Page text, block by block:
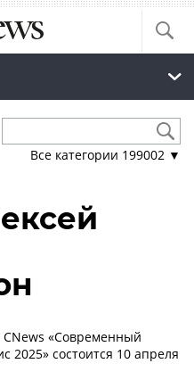
Все категории 199002 ▼
«Современный
2025» состоится 10 апреля